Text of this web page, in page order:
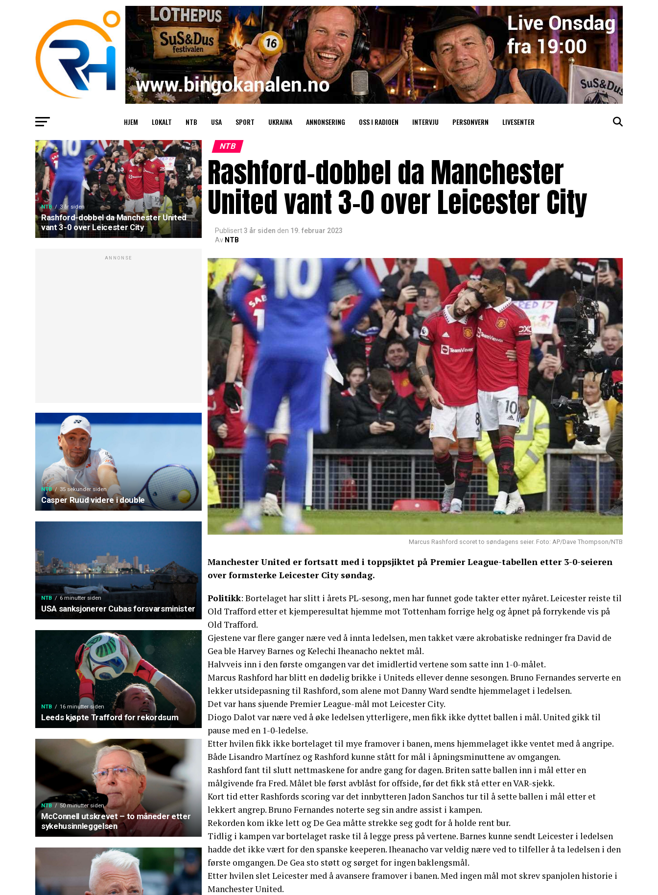
HJEM LOKALT NTB USA SPORT UKRAINA ANNONSERING OSS I RADIOEN INTERVJU PERSONVERN LIVESENTER
NTB 3 år siden
Rashford-dobbel da Manchester United
vant 3-0 over Leicester City
ANNONSE
NTB 35 sekunder siden
Casper Ruud videre i double
NTB 6 minutter siden
USA sanksjonerer Cubas forsvarsminister
NTB 16 minutter siden
Leeds kjøpte Trafford for rekordsum
NTB 50 minutter siden
McConnell utskrevet – to måneder etter
sykehusinnleggelsen
NTB
Rashford-dobbel da Manchester
United vant 3-0 over Leicester City
Publisert3 år siden den 19. februar 2023
Av NTB
Marcus Rashford scoret to søndagens seier. Foto: AP/Dave Thompson/NTB
Manchester United er fortsatt med i toppsjiktet på Premier League-tabellen etter 3-0-seieren
over formsterke Leicester City søndag.
Politikk: Bortelaget har slitt i årets PL-sesong, men har funnet gode takter etter nyåret. Leicester reiste til
Old Trafford etter et kjemperesultat hjemme mot Tottenham forrige helg og åpnet på forrykende vis på
Old Trafford.
Gjestene var flere ganger nære ved å innta ledelsen, men takket være akrobatiske redninger fra David de
Gea ble Harvey Barnes og Kelechi Iheanacho nektet mål.
Halvveis inn i den første omgangen var det imidlertid vertene som satte inn 1-0-målet.
Marcus Rashford har blitt en dødelig brikke i Uniteds ellever denne sesongen. Bruno Fernandes serverte en
lekker utsidepasning til Rashford, som alene mot Danny Ward sendte hjemmelaget i ledelsen.
Det var hans sjuende Premier League-mål mot Leicester City.
Diogo Dalot var nære ved å øke ledelsen ytterligere, men fikk ikke dyttet ballen i mål. United gikk til
pause med en 1-0-ledelse.
Etter hvilen fikk ikke bortelaget til mye framover i banen, mens hjemmelaget ikke ventet med å angripe.
Både Lisandro Martínez og Rashford kunne stått for mål i åpningsminuttene av omgangen.
Rashford fant til slutt nettmaskene for andre gang for dagen. Briten satte ballen inn i mål etter en
målgivende fra Fred. Målet ble først avblåst for offside, før det fikk stå etter en VAR-sjekk.
Kort tid etter Rashfords scoring var det innbytteren Jadon Sanchos tur til å sette ballen i mål etter et
lekkert angrep. Bruno Fernandes noterte seg sin andre assist i kampen.
Rekorden kom ikke lett og De Gea måtte strekke seg godt for å holde rent bur.
Tidlig i kampen var bortelaget raske til å legge press på vertene. Barnes kunne sendt Leicester i ledelsen
hadde det ikke vært for den spanske keeperen. Iheanacho var veldig nære ved to tilfeller å ta ledelsen i den
første omgangen. De Gea sto støtt og sørget for ingen baklengsmål.
Etter hvilen slet Leicester med å avansere framover i banen. Med ingen mål mot skrev spanjolen historie i
Manchester United.